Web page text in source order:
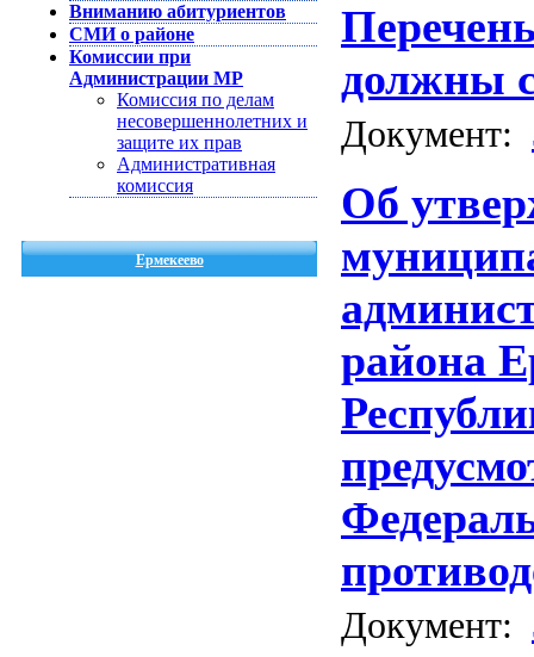
Вниманию абитуриентов
СМИ о районе
Комиссии при
Администрации МР
Комиссия по делам
несовершеннолетних и
защите их прав
Административная
комиссия
Ермекеево
должны
Документ:
Об
района
Документ: